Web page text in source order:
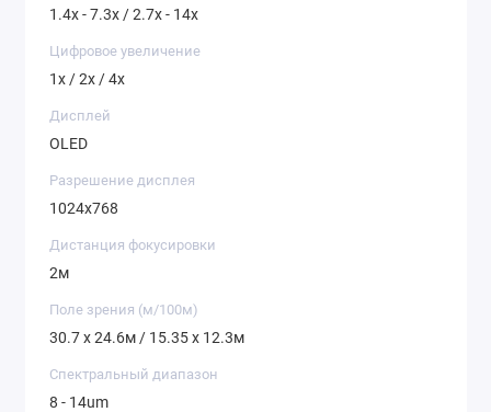
1.4x - 7.3x / 2.7x - 14x
Цифровое увеличение
1x / 2x / 4x
Дисплей
OLED
Разрешение дисплея
1024х768
Дистанция фокусировки
2м
Поле зрения (м/100м)
30.7 x 24.6м / 15.35 x 12.3м
Спектральный диапазон
8 - 14um